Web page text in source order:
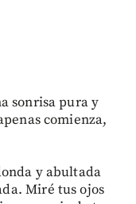
sonrisa pura y
comienza,
y abultada
Miré tus ojos